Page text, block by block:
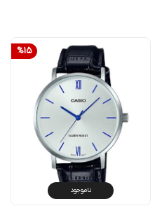
%15
ناموجود